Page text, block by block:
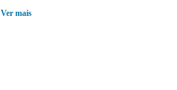
Ver mais